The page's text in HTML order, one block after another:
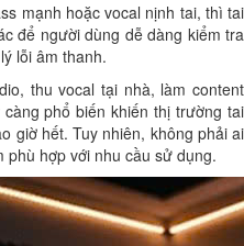
mạnh hoặc vocal nịnh tai, thì tai
để người dùng dễ dàng kiểm tra
lỗi âm thanh.
thu vocal tại nhà, làm content
phổ biến khiến thị trường tai
giờ hết. Tuy nhiên, không phải ai
phù hợp với nhu cầu sử dụng.